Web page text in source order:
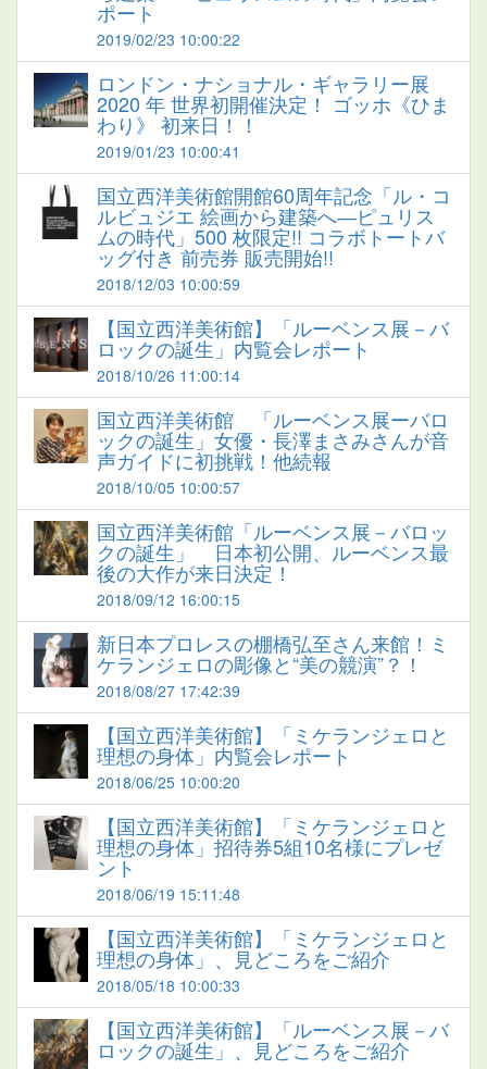
ポート
2019/02/23 10:00:22
ロンドン・ナショナル・ギャラリー展
2020 年 世界初開催決定！ ゴッホ《ひま
わり》 初来日！！
2019/01/23 10:00:41
国立西洋美術館開館60周年記念「ル・コ
ルビュジエ 絵画から建築へ―ピュリス
ムの時代」500 枚限定!! コラボトートバ
ッグ付き 前売券 販売開始!!
2018/12/03 10:00:59
【国立西洋美術館】「ルーベンス展－バ
ロックの誕生」内覧会レポート
2018/10/26 11:00:14
国立西洋美術館 「ルーベンス展ーバロ
ックの誕生」女優・長澤まさみさんが音
声ガイドに初挑戦！他続報
2018/10/05 10:00:57
国立西洋美術館「ルーベンス展－バロッ
クの誕生」 日本初公開、ルーベンス最
後の大作が来日決定！
2018/09/12 16:00:15
新日本プロレスの棚橋弘至さん来館！ミ
ケランジェロの彫像と“美の競演”？！
2018/08/27 17:42:39
【国立西洋美術館】「ミケランジェロと
理想の身体」内覧会レポート
2018/06/25 10:00:20
【国立西洋美術館】「ミケランジェロと
理想の身体」招待券5組10名様にプレゼ
ント
2018/06/19 15:11:48
【国立西洋美術館】「ミケランジェロと
理想の身体」、見どころをご紹介
2018/05/18 10:00:33
【国立西洋美術館】「ルーベンス展－バ
ロックの誕生」、見どころをご紹介